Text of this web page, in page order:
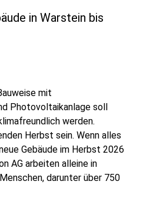
in Warstein bis
mit
Photovoltaikanlage soll
werden.
Herbst sein. Wenn alles
Gebäude im Herbst 2026
AG arbeiten alleine in
darunter über 750